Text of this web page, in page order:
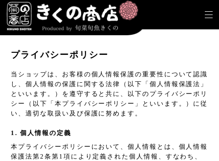
プライバシーポリシー
当ショップは、お客様の個人情報保護の重要性について認識
し、個人情報の保護に関する法律（以下「個人情報保護法」
といいます。）を遵守すると共に、以下のプライバシーポリ
シー（以下「本プライバシーポリシー」といいます。）に従
い、適切な取扱い及び保護に努めます。
1. 個人情報の定義
本プライバシーポリシーにおいて、個人情報とは、個人情報
保護法第2条第1項により定義された個人情報、すなわち、